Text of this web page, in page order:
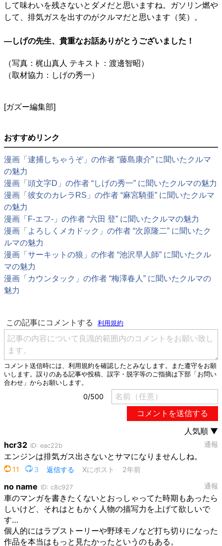
して味わいを残さないとダメだと思いますね。ガソリン燃や
して、排気ガスを出すのがクルマだと思います（笑）。
―しげの先生、貴重なお話ありがとうございました！
​（写真：梶山真人 テキスト：渡邊智昭）
（取材協力：しげの秀一）
[ガズー編集部]
おすすめリンク
漫画「逮捕しちゃうぞ」の作者 “藤島康介” に聞いたクルマ
の魅力
漫画「頭文字D」の作者 “しげの秀一” に聞いたクルマの魅力
漫画「彼女のカレラRS」の作者 “麻宮騎亜” に聞いたクルマ
の魅力
漫画「F-エフ-」の作者 “六田 登” に聞いたクルマの魅力
漫画「よろしくメカドック」の作者 “次原隆二” に聞いたク
ルマの魅力
漫画「サーキットの狼」の作者 “池沢早人師” に聞いたクル
マの魅力
漫画「カウンタック」の作者 “梅澤春人” に聞いたクルマの
魅力